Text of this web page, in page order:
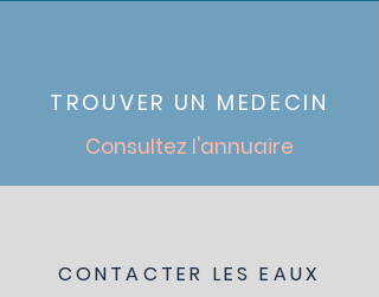
TROUVER UN MEDECIN
Consultez l'annuaire
CONTACTER LES EAUX